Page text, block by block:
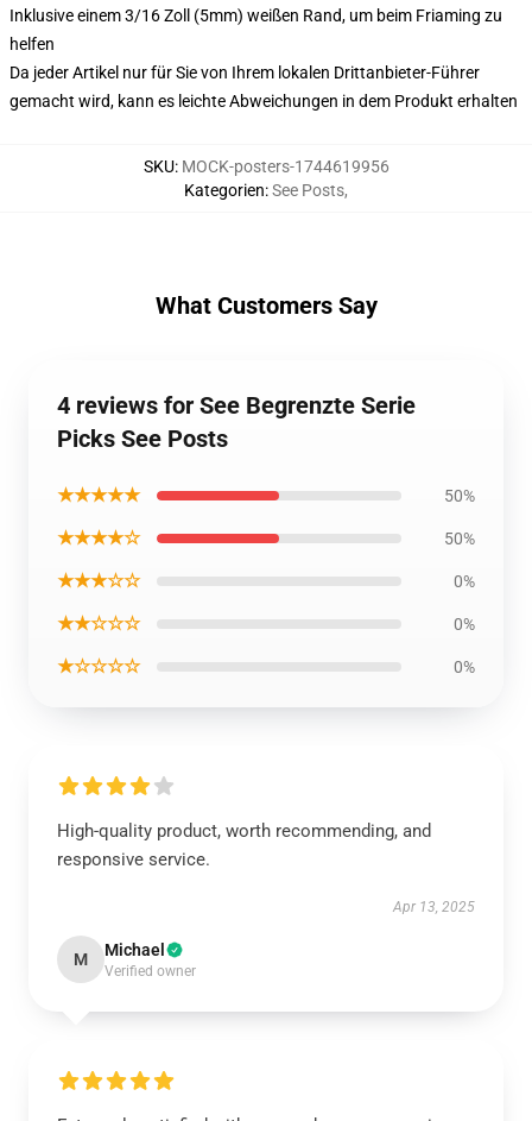
Inklusive einem 3/16 Zoll (5mm) weißen Rand, um beim Friaming zu
helfen
Da jeder Artikel nur für Sie von Ihrem lokalen Drittanbieter-Führer
gemacht wird, kann es leichte Abweichungen in dem Produkt erhalten
SKU: MOCK-posters-1744619956
Kategorien:See Posts,
What Customers Say
4 reviews for See Begrenzte Serie
Picks See Posts
★★★★★ 50%
★★★★☆ 50%
★★★☆☆ 0%
★★☆☆☆ 0%
★☆☆☆☆ 0%
High-quality product, worth recommending, and
responsive service.
Apr 13, 2025
M Michael
Verified owner